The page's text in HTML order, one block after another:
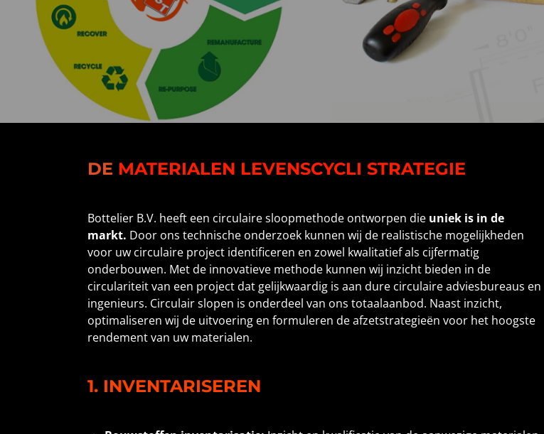
DE MATERIALEN LEVENSCYCLI STRATEGIE
Bottelier B.V. heeft een circulaire sloopmethode ontworpen die uniek is in de
markt. Door ons technische onderzoek kunnen wij de realistische mogelijkheden
voor uw circulaire project identificeren en zowel kwalitatief als cijfermatig
onderbouwen. Met de innovatieve methode kunnen wij inzicht bieden in de
circulariteit van een project dat gelijkwaardig is aan dure circulaire adviesbureaus en
ingenieurs. Circulair slopen is onderdeel van ons totaalaanbod. Naast inzicht,
optimaliseren wij de uitvoering en formuleren de afzetstrategieën voor het hoogste
rendement van uw materialen.
1. INVENTARISEREN